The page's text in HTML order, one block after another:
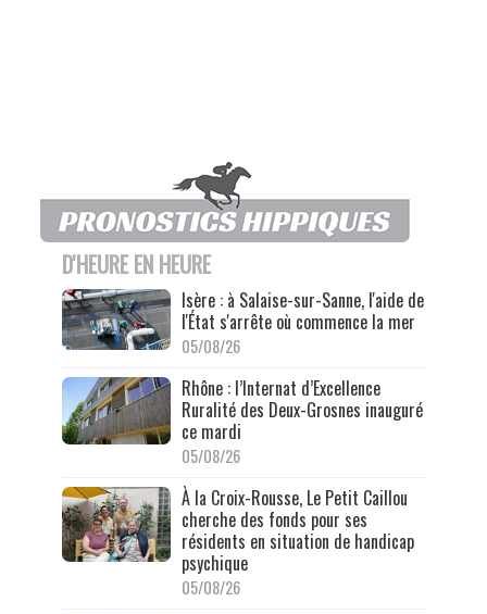
D'HEURE EN HEURE
Isère : à Salaise-sur-Sanne, l'aide de
l'État s'arrête où commence la mer
05/08/26
Rhône : l’Internat d’Excellence
Ruralité des Deux-Grosnes inauguré
ce mardi
05/08/26
À la Croix-Rousse, Le Petit Caillou
cherche des fonds pour ses
résidents en situation de handicap
psychique
05/08/26